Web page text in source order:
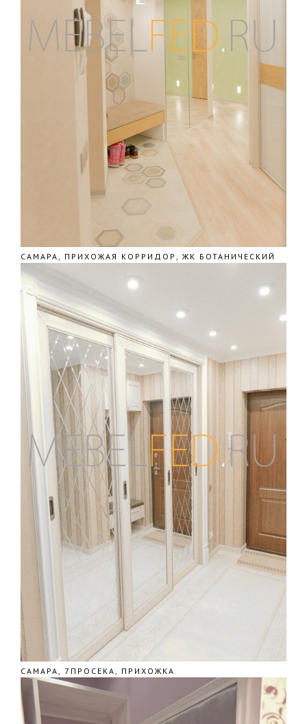
САМАРА, ПРИХОЖАЯ КОРРИДОР, ЖК БОТАНИЧЕСКИЙ
САМАРА, 7ПРОСЕКА, ПРИХОЖКА